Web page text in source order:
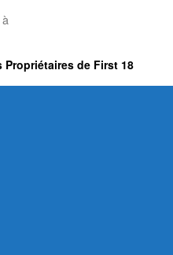
Propriétaires de First 18